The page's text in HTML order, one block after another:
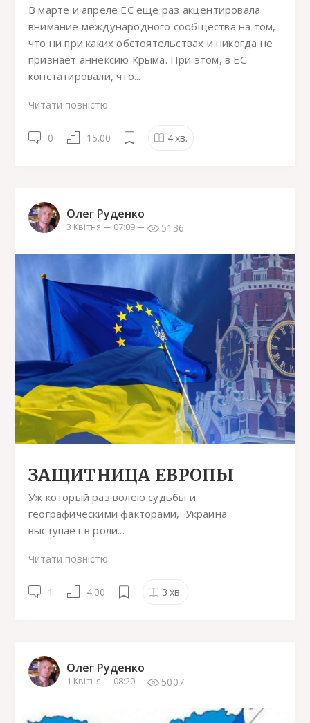
В марте и апреле ЕС еще раз акцентировала
внимание международного сообщества на том,
что ни при каких обстоятельствах и никогда не
признает аннексию Крыма. При этом, в ЕС
констатировали, что...
Читати повністю
0 15.00 4хв.
Олег Руденко
3 Квітня 07:09 5136
ЗАЩИТНИЦА ЕВРОПЫ
Уж который раз волею судьбы и
географическими факторами, Украина
выступает в роли...
Читати повністю
1 4.00 3 хв.
Олег Руденко
1 Квітня 08:20 5007